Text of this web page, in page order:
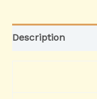
Description